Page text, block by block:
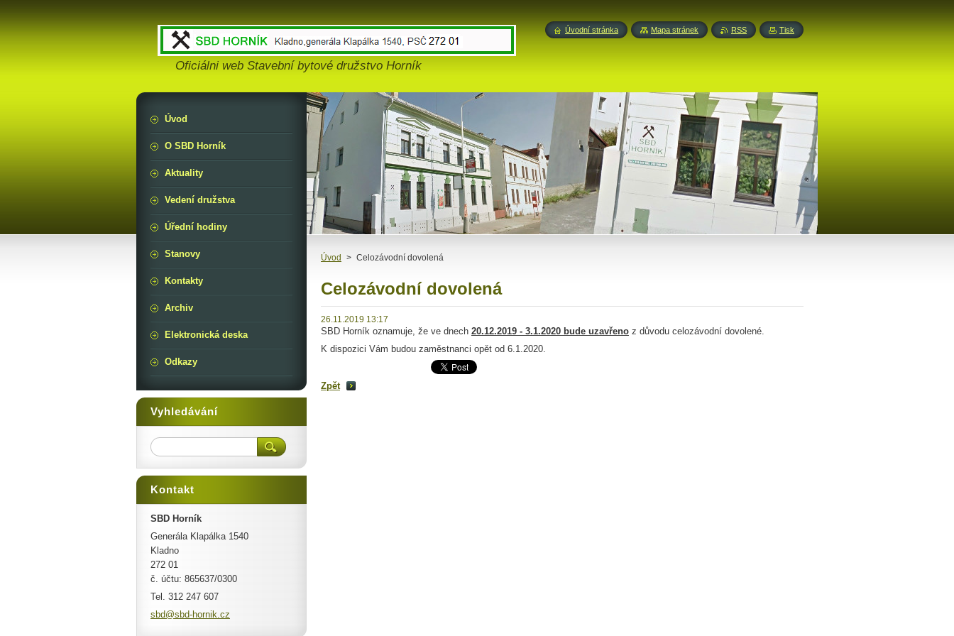
Oficiálni web Stavební bytové družstvo Horník
Úvod > Celozávodní dovolená
Celozávodní dovolená
26.11.2019 13:17
SBD Horník oznamuje, že ve dnech 20.12.2019 - 3.1.2020 bude uzavřeno z důvodu celozávodní dovolené.
K dispozici Vám budou zaměstnanci opět od 6.1.2020.
Zpět
Úvod
O SBD Horník
Aktuality
Vedení družstva
Úřední hodiny
Stanovy
Kontakty
Archiv
Elektronická deska
Odkazy
Vyhledávání
Kontakt
SBD Horník
Generála Klapálka 1540
Kladno
272 01
č. účtu: 865637/0300
Tel. 312 247 607
sbd@sbd-hornik.cz
Úvodní stránka Mapa stránek RSS Tisk